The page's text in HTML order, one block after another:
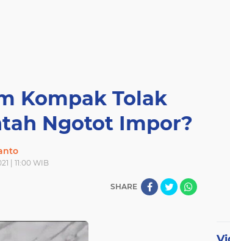
Kompak Tolak
Ngotot Impor?
| 11:00 WIB
SHARE